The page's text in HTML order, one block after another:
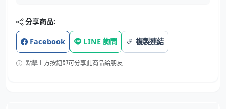
分享商品:
Facebook LINE 詢問 複製連結
點擊上方按鈕即可分享此商品給朋友